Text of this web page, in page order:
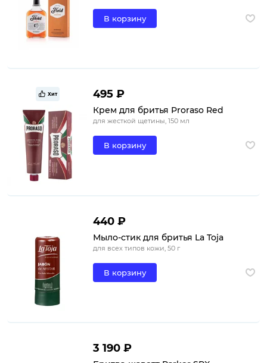
В корзину
Хит 495 ₽
Крем для бритья Proraso Red
для жесткой щетины, 150 мл
В корзину
440 ₽
Мыло-стик для бритья La Toja
для всех типов кожи, 50 г
В корзину
3 190 ₽